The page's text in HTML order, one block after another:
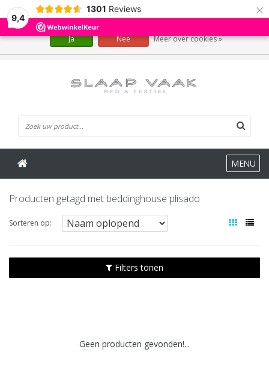
9,4
1301 Reviews ×
MENU
Producten getagd met beddinghouse plisado
Sorteren op:
Filters tonen
Geen producten gevonden!...
Wij slaan cookies op om onze website te verbeteren. Is dat akkoord?
Ja Nee Meer over cookies »